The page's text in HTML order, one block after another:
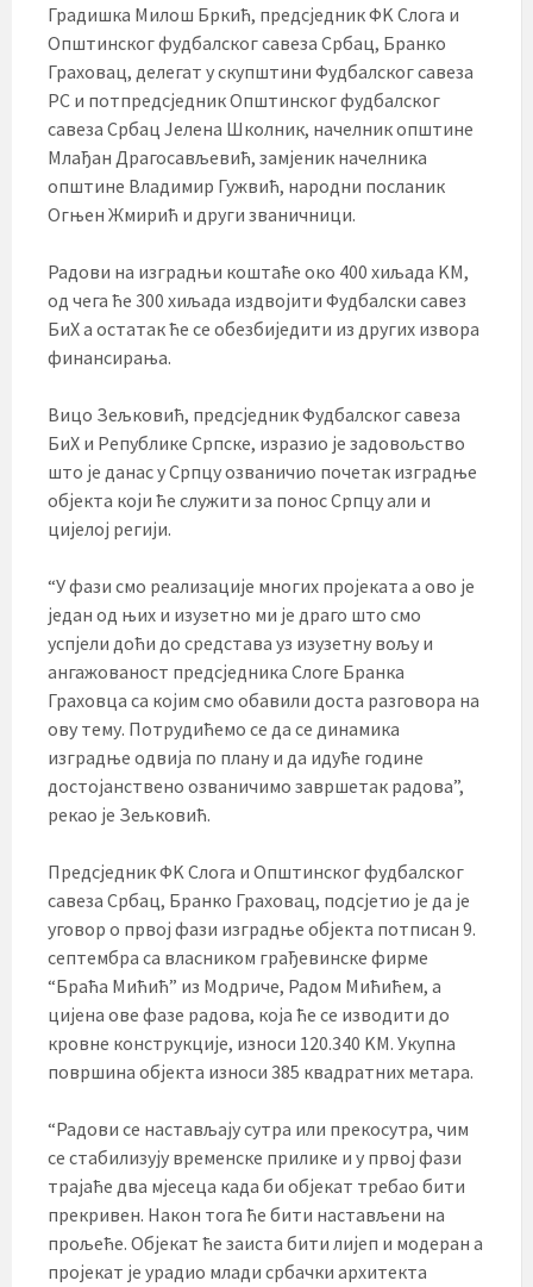
Градишка Милош Бркић, предсједник ФK Слога и
Општинског фудбалског савеза Србац, Бранко
Граховац, делегат у скупштини Фудбалског савеза
РС и потпредсједник Општинског фудбалског
савеза Србац Јелена Школник, начелник општине
Млађан Драгосављевић, замјеник начелника
општине Владимир Гужвић, народни посланик
Огњен Жмирић и други званичници.
Радови на изградњи коштаће око 400 хиљада KМ,
од чега ће 300 хиљада издвојити Фудбалски савез
БиХ а остатак ће се обезбиједити из других извора
финансирања.
Вицо Зељковић, предсједник Фудбалског савеза
БиХ и Републике Српске, изразио је задовољство
што је данас у Српцу озваничио почетак изградње
објекта који ће служити за понос Српцу али и
цијелој регији.
“У фази смо реализације многих пројеката а ово је
један од њих и изузетно ми је драго што смо
успјели доћи до средстава уз изузетну вољу и
ангажованост предсједника Слоге Бранка
Граховца са којим смо обавили доста разговора на
ову тему. Потрудићемо се да се динамика
изградње одвија по плану и да идуће године
достојанствено озваничимо завршетак радова”,
рекао је Зељковић.
Предсједник ФK Слога и Општинског фудбалског
савеза Србац, Бранко Граховац, подсјетио је да је
уговор о првој фази изградње објекта потписан 9.
септембра са власником грађевинске фирме
“Браћа Мићић” из Модриче, Радом Мићићем, а
цијена ове фазе радова, која ће се изводити до
кровне конструкције, износи 120.340 KМ. Укупна
површина објекта износи 385 квадратних метара.
“Радови се настављају сутра или прекосутра, чим
се стабилизују временске прилике и у првој фази
трајаће два мјесеца када би објекат требао бити
прекривен. Након тога ће бити настављени на
прољеће. Објекат ће заиста бити лијеп и модеран а
пројекат је урадио млади србачки архитекта